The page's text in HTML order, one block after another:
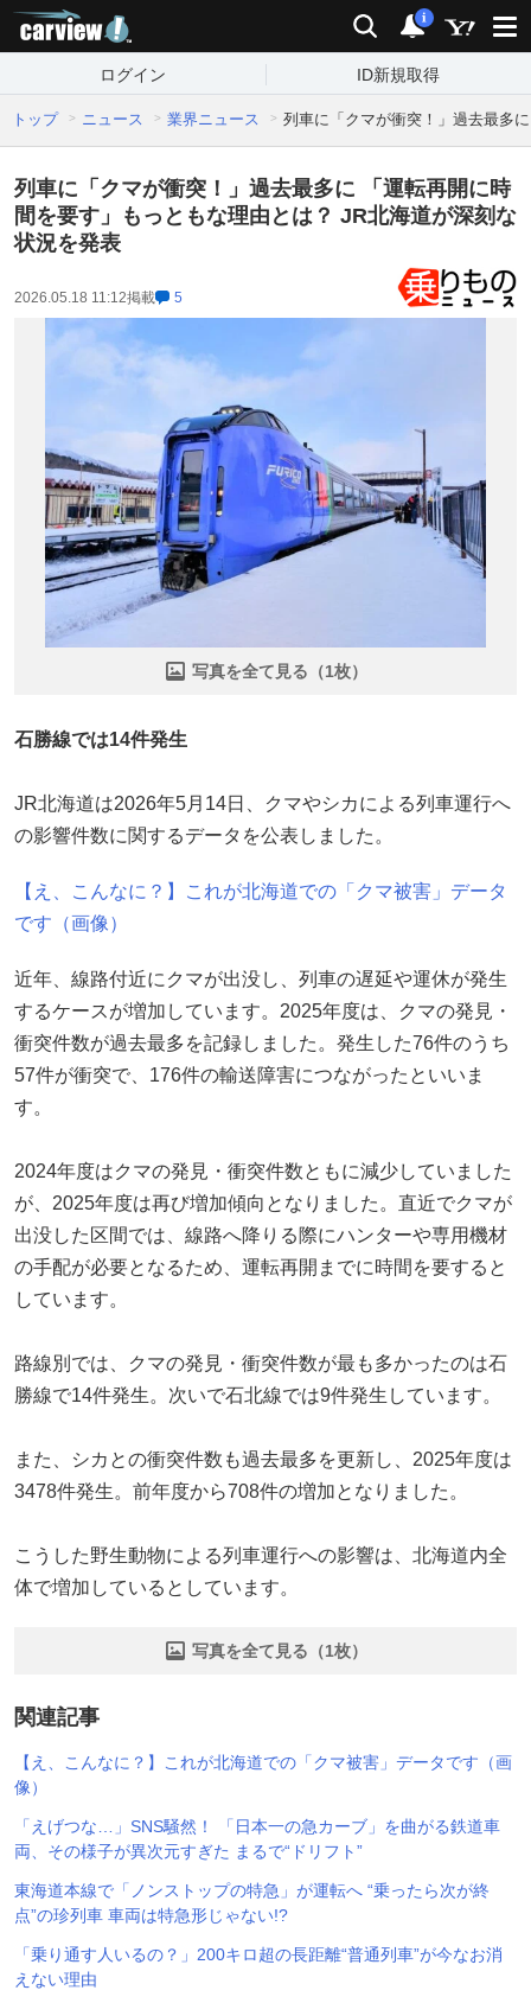
検索 通知
i
ログイン ID新規取得
トップ ニュース 業界ニュース 列車に「クマが衝突！」過去最多
列車に「クマが衝突！」過去最多に 「運転再開に時
間を要す」もっともな理由とは？ JR北海道が深刻な
状況を発表
2026.05.18 11:12掲載 5
写真を全て見る（1枚）
石勝線では14件発生
JR北海道は2026年5月14日、クマやシカによる列車運行へ
の影響件数に関するデータを公表しました。
【え、こんなに？】これが北海道での「クマ被害」データ
です（画像）
近年、線路付近にクマが出没し、列車の遅延や運休が発生
するケースが増加しています。2025年度は、クマの発見・
衝突件数が過去最多を記録しました。発生した76件のうち
57件が衝突で、176件の輸送障害につながったといいま
す。
2024年度はクマの発見・衝突件数ともに減少していました
が、2025年度は再び増加傾向となりました。直近でクマが
出没した区間では、線路へ降りる際にハンターや専用機材
の手配が必要となるため、運転再開までに時間を要すると
しています。
路線別では、クマの発見・衝突件数が最も多かったのは石
勝線で14件発生。次いで石北線では9件発生しています。
また、シカとの衝突件数も過去最多を更新し、2025年度は
3478件発生。前年度から708件の増加となりました。
こうした野生動物による列車運行への影響は、北海道内全
体で増加しているとしています。
写真を全て見る（1枚）
関連記事
【え、こんなに？】これが北海道での「クマ被害」データです（画
像）
「えげつな…」SNS騒然！ 「日本一の急カーブ」を曲がる鉄道車
両、その様子が異次元すぎた まるで“ドリフト”
東海道本線で「ノンストップの特急」が運転へ “乗ったら次が終
点”の珍列車 車両は特急形じゃない!?
「乗り通す人いるの？」200キロ超の長距離“普通列車”が今なお消
えない理由